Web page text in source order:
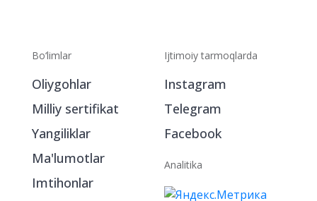
Bo‘limlar
Oliygohlar
Milliy sertifikat
Yangiliklar
Ma'lumotlar
Imtihonlar
Ijtimoiy tarmoqlarda
Instagram
Telegram
Facebook
Analitika